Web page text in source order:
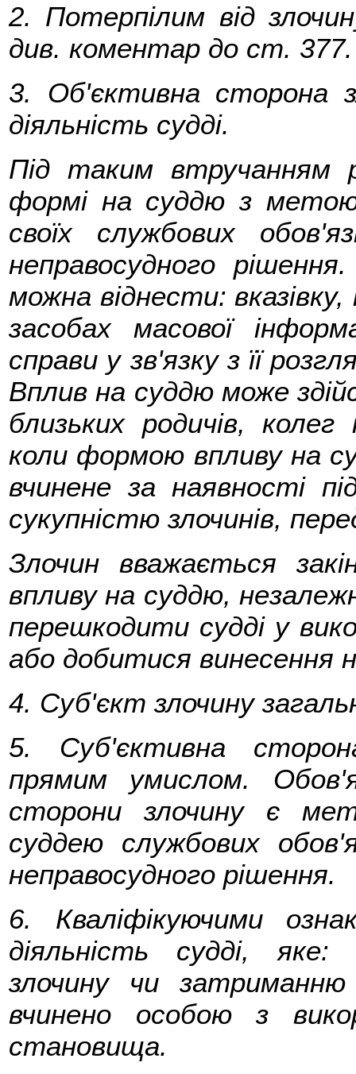
2. Потерпілим від
див. коментар до ст. 377.
3. Об'єктивна сторона
діяльність судді.
Під таким втручанням
формі на суддю з
своїх службових
неправосудного
можна віднести: вказівку,
засобах масової
справи у зв'язку з її
Вплив на суддю може
близьких родичів,
коли формою впливу на
вчинене за наявності
сукупністю злочинів,
Злочин вважається
впливу на суддю,
перешкодити судді у
або добитися винесення
4. Суб'єкт злочину
5. Суб'єктивна
прямим умислом.
сторони злочину є
суддею службових
неправосудного рішення.
6. Кваліфікуючими
діяльність судді,
злочину чи
вчинено особою з
становища.